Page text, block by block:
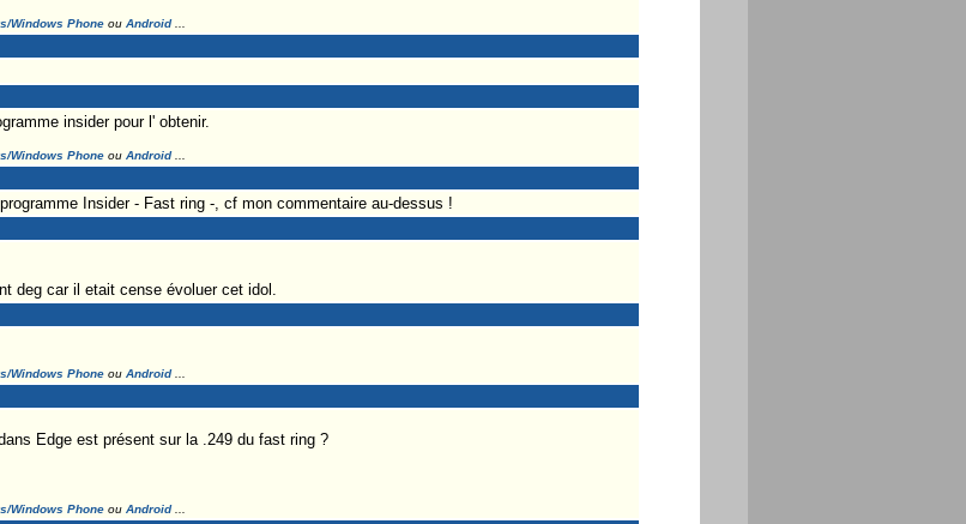
Windows Phoneou Android...
insider pour l' obtenir.
Windows Phoneou Android...
Insider - Fast ring -, cf mon commentaire au-dessus !
deg car il etait cense évoluer cet idol.
Windows Phoneou Android...
Edge est présent sur la .249 du fast ring ?
Windows Phoneou Android...